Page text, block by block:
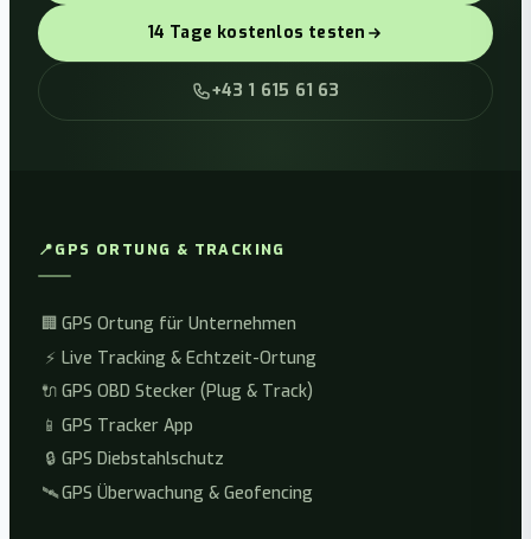
14 Tage kostenlos testen
+43 1 615 61 63
📍GPS ORTUNG & TRACKING
🏢 GPS Ortung für Unternehmen
⚡ Live Tracking & Echtzeit-Ortung
🔌 GPS OBD Stecker (Plug & Track)
📱 GPS Tracker App
🔒 GPS Diebstahlschutz
🛰️GPS Überwachung & Geofencing